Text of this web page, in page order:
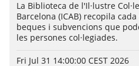
La Biblioteca de l'Il·lustre
Barcelona (ICAB) recopila
beques i subvencions que
les persones col·legiades.
Fri Jul 31 14:00:00 CEST 2026